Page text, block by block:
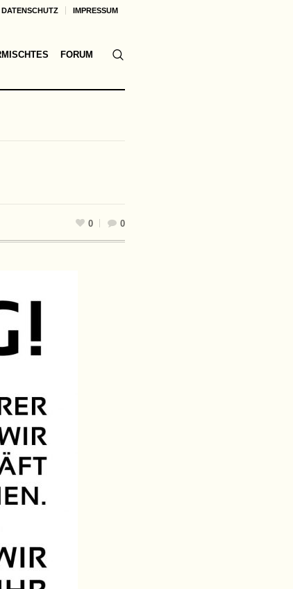
DATENSCHUTZ IMPRESSUM
FORUM
0 0